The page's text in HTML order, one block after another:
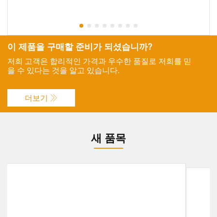
이 제품을 구매할 준비가 되셨습니까?
저희 고객은 합리적인 가격과 우수한 품질로 저희를 믿
을 수 있다는 것을 알고 있습니다.
더보기
새 품목